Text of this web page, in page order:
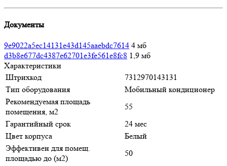
Документы
9e9022a5ec14131e43d145aaebdc7614 4 мб
d3b8e677dc4387e62701e3fe561e8fc8 1,9 мб
Характеристики
Штрихкод
7312970143131
Тип оборудования
Мобильный кондиционер
Рекомендуемая площадь
помещения, м2
55
Гарантийный срок
24 мес
Цвет корпуса
Белый
Эффективен для помещ.
площадью до (м2)
50